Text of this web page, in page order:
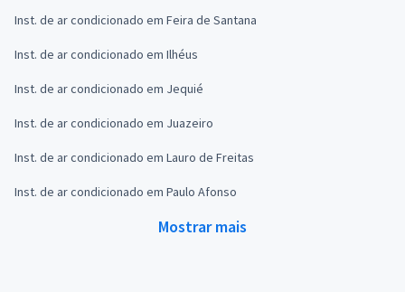
Inst. de ar condicionado em Feira de Santana
Inst. de ar condicionado em Ilhéus
Inst. de ar condicionado em Jequié
Inst. de ar condicionado em Juazeiro
Inst. de ar condicionado em Lauro de Freitas
Inst. de ar condicionado em Paulo Afonso
Mostrar mais